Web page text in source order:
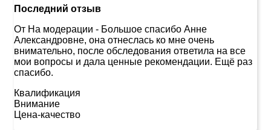
Последний отзыв
От На модерации - Большое спасибо Анне
Александровне, она отнеслась ко мне очень
внимательно, после обследования ответила на все
мои вопросы и дала ценные рекомендации. Ещё раз
спасибо.
Квалификация
Внимание
Цена-качество